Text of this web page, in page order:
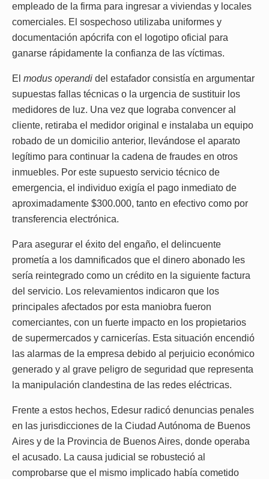
empleado de la firma para ingresar a viviendas y locales
comerciales. El sospechoso utilizaba uniformes y
documentación apócrifa con el logotipo oficial para
ganarse rápidamente la confianza de las víctimas.
El modus operandi del estafador consistía en argumentar
supuestas fallas técnicas o la urgencia de sustituir los
medidores de luz. Una vez que lograba convencer al
cliente, retiraba el medidor original e instalaba un equipo
robado de un domicilio anterior, llevándose el aparato
legítimo para continuar la cadena de fraudes en otros
inmuebles. Por este supuesto servicio técnico de
emergencia, el individuo exigía el pago inmediato de
aproximadamente $300.000, tanto en efectivo como por
transferencia electrónica.
Para asegurar el éxito del engaño, el delincuente
prometía a los damnificados que el dinero abonado les
sería reintegrado como un crédito en la siguiente factura
del servicio. Los relevamientos indicaron que los
principales afectados por esta maniobra fueron
comerciantes, con un fuerte impacto en los propietarios
de supermercados y carnicerías. Esta situación encendió
las alarmas de la empresa debido al perjuicio económico
generado y al grave peligro de seguridad que representa
la manipulación clandestina de las redes eléctricas.
Frente a estos hechos, Edesur radicó denuncias penales
en las jurisdicciones de la Ciudad Autónoma de Buenos
Aires y de la Provincia de Buenos Aires, donde operaba
el acusado. La causa judicial se robusteció al
comprobarse que el mismo implicado había cometido